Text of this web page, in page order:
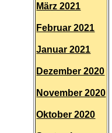
März 2021
Februar 2021
Januar 2021
Dezember 2020
November 2020
Oktober 2020